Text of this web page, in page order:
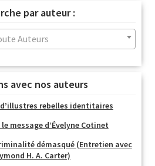
par auteur :
Auteurs
avec nos auteurs
rebelles identitaires
message d’Évelyne Cotinet
démasqué (Entretien avec
H. A. Carter)